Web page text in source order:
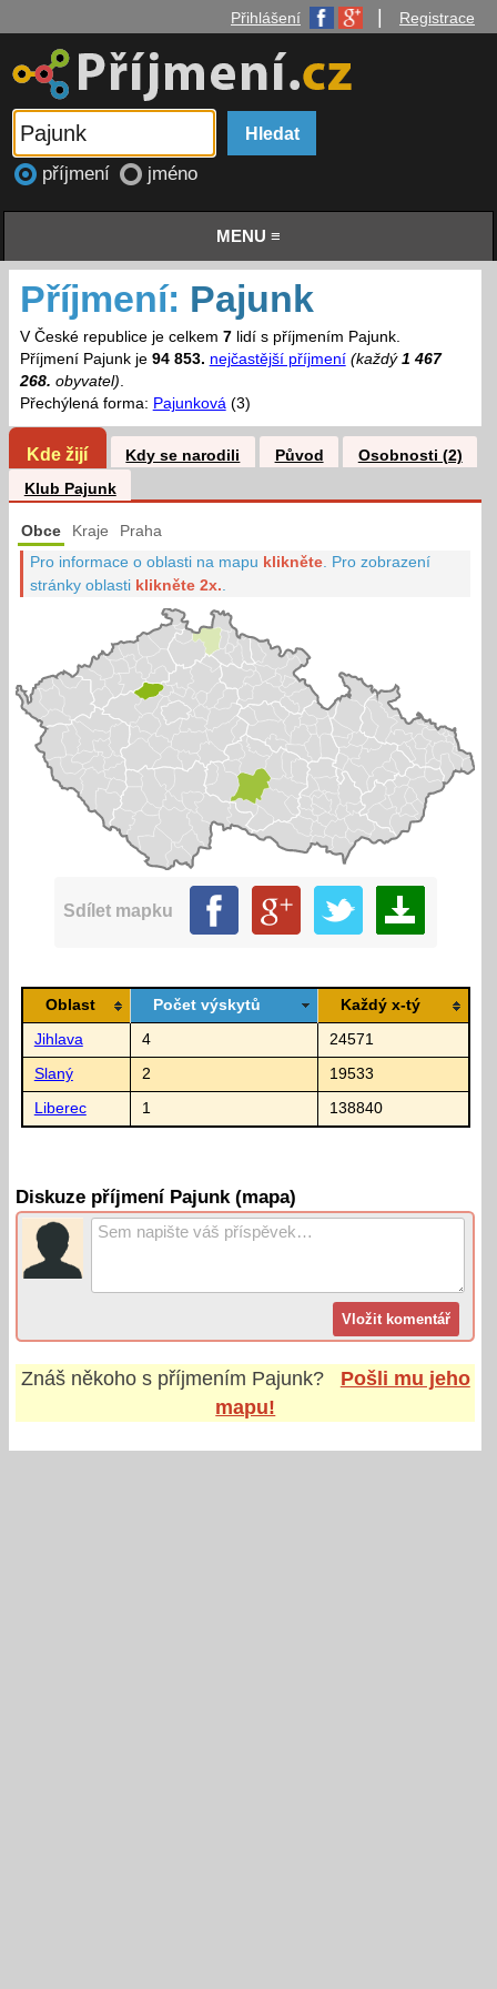
Přihlášení Registrace
příjmení jméno
MENU ≡
Příjmení: Pajunk
V České republice je celkem 7lidí s příjmením Pajunk.
Příjmení Pajunk je 94 853. nejčastější příjmení (každý 1 467
268. obyvatel).
Přechýlená forma: Pajunková(3)
Kde žijí Kdy se narodili Původ
Osobnosti (2)
Klub Pajunk
Obce Kraje Praha
Pro informace o oblasti na mapu klikněte Pro zobrazení
stránky oblasti klikněte 2x.
Sdílet mapku
Oblast Počet výskytů Každý x-tý
Jihlava 4 24571
Slaný 2 19533
Liberec 1 138840
Diskuze příjmení Pajunk (mapa)
Znáš někoho s příjmením Pajunk?
Pošli mu jeho
mapu!